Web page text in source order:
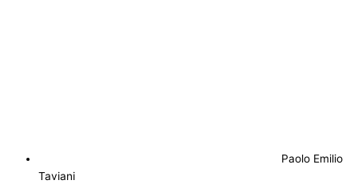
Paolo Emilio
Taviani